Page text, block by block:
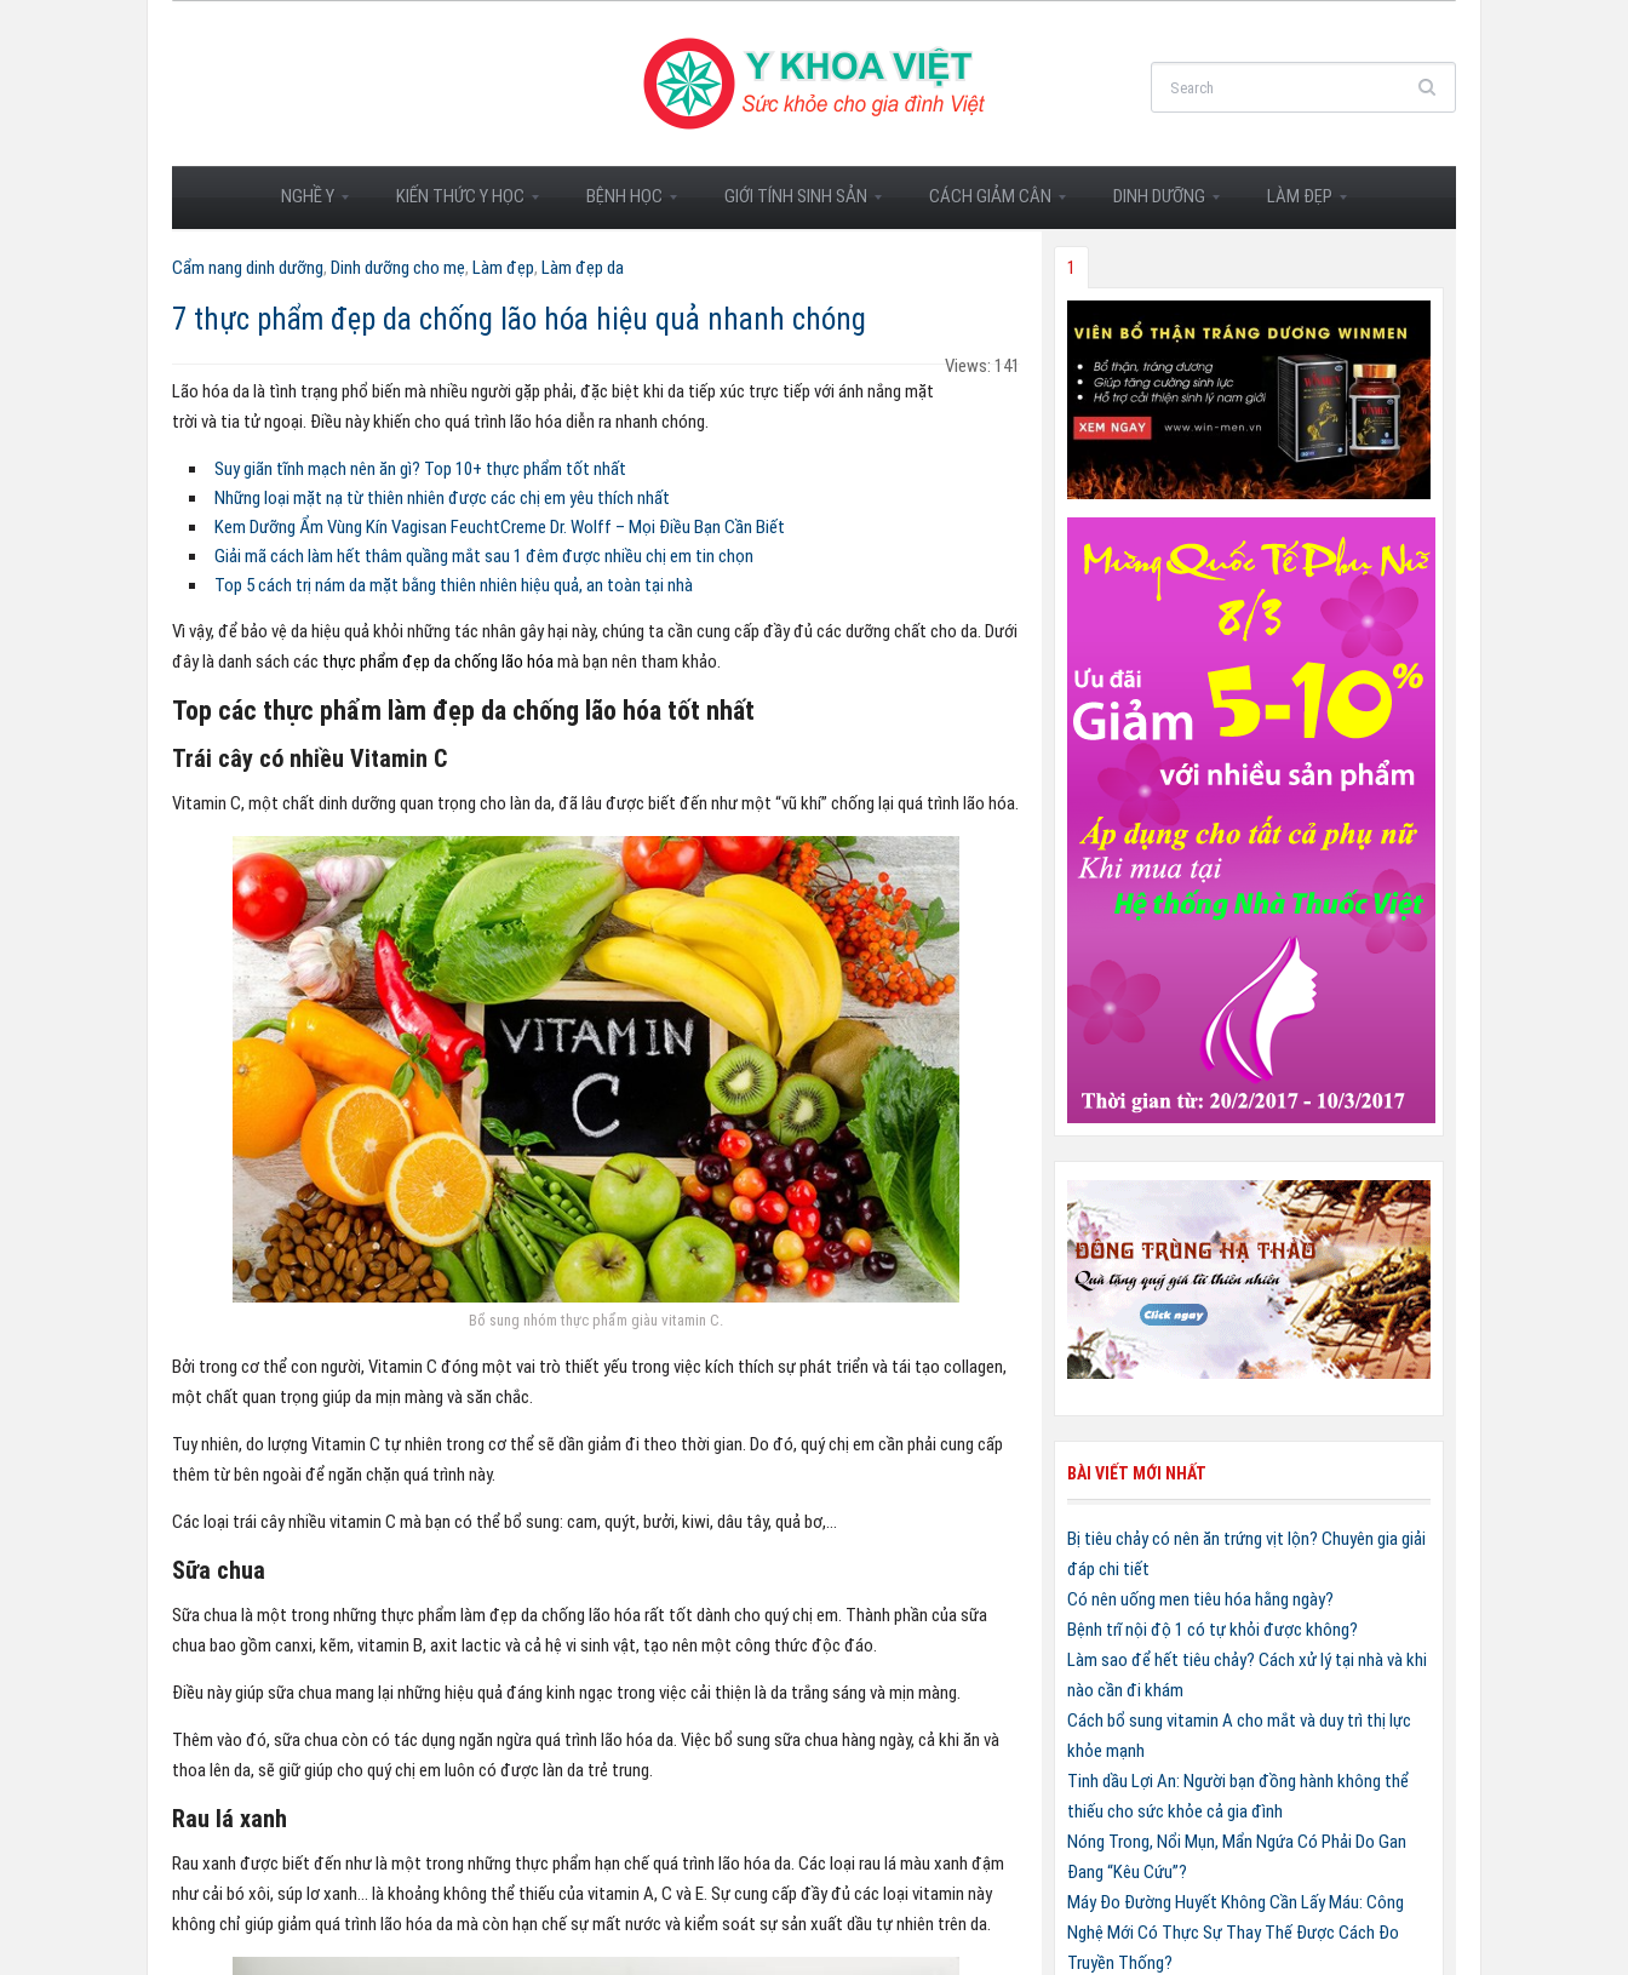
NGHỀ Y KIẾN THỨC Y HỌC BỆNH HỌC GIỚI TÍNH SINH SẢN CÁCH GIẢM CÂN DINH DƯỠNG LÀM ĐẸP
Cẩm nang dinh dưỡng, Dinh dưỡng cho mẹ, Làm đẹp, Làm đẹp da
7 thực phẩm đẹp da chống lão hóa hiệu quả nhanh chóng
Views: 141
Lão hóa da là tình trạng phổ biến mà nhiều người gặp phải, đặc biệt khi da tiếp xúc trực tiếp với ánh nắng mặt
trời và tia tử ngoại. Điều này khiến cho quá trình lão hóa diễn ra nhanh chóng.
Suy giãn tĩnh mạch nên ăn gì? Top 10+ thực phẩm tốt nhất
Những loại mặt nạ từ thiên nhiên được các chị em yêu thích nhất
Kem Dưỡng Ẩm Vùng Kín Vagisan FeuchtCreme Dr. Wolff – Mọi Điều Bạn Cần Biết
Giải mã cách làm hết thâm quầng mắt sau 1 đêm được nhiều chị em tin chọn
Top 5 cách trị nám da mặt bằng thiên nhiên hiệu quả, an toàn tại nhà
Vì vậy, để bảo vệ da hiệu quả khỏi những tác nhân gây hại này, chúng ta cần cung cấp đầy đủ các dưỡng chất cho da. Dưới
đây là danh sách các thực phẩm đẹp da chống lão hóamà bạn nên tham khảo.
Top các thực phẩm làm đẹp da chống lão hóa tốt nhất
Trái cây có nhiều Vitamin C
Vitamin C, một chất dinh dưỡng quan trọng cho làn da, đã lâu được biết đến như một “vũ khí” chống lại quá trình lão hóa.
Bổ sung nhóm thực phẩm giàu vitamin C.
Bởi trong cơ thể con người, Vitamin C đóng một vai trò thiết yếu trong việc kích thích sự phát triển và tái tạo collagen,
một chất quan trọng giúp da mịn màng và săn chắc.
Tuy nhiên, do lượng Vitamin C tự nhiên trong cơ thể sẽ dần giảm đi theo thời gian. Do đó, quý chị em cần phải cung cấp
thêm từ bên ngoài để ngăn chặn quá trình này.
Các loại trái cây nhiều vitamin C mà bạn có thể bổ sung: cam, quýt, bưởi, kiwi, dâu tây, quả bơ,…
Sữa chua
Sữa chua là một trong những thực phẩm làm đẹp da chống lão hóa rất tốt dành cho quý chị em. Thành phần của sữa
chua bao gồm canxi, kẽm, vitamin B, axit lactic và cả hệ vi sinh vật, tạo nên một công thức độc đáo.
Điều này giúp sữa chua mang lại những hiệu quả đáng kinh ngạc trong việc cải thiện là da trắng sáng và mịn màng.
Thêm vào đó, sữa chua còn có tác dụng ngăn ngừa quá trình lão hóa da. Việc bổ sung sữa chua hàng ngày, cả khi ăn và
thoa lên da, sẽ giữ giúp cho quý chị em luôn có được làn da trẻ trung.
Rau lá xanh
Rau xanh được biết đến như là một trong những thực phẩm hạn chế quá trình lão hóa da. Các loại rau lá màu xanh đậm
như cải bó xôi, súp lơ xanh… là khoảng không thể thiếu của vitamin A, C và E. Sự cung cấp đầy đủ các loại vitamin này
không chỉ giúp giảm quá trình lão hóa da mà còn hạn chế sự mất nước và kiểm soát sự sản xuất dầu tự nhiên trên da.
1
BÀI VIẾT MỚI NHẤT
Bị tiêu chảy có nên ăn trứng vịt lộn? Chuyên gia giải
đáp chi tiết
Có nên uống men tiêu hóa hằng ngày?
Bệnh trĩ nội độ 1 có tự khỏi được không?
Làm sao để hết tiêu chảy? Cách xử lý tại nhà và khi
nào cần đi khám
Cách bổ sung vitamin A cho mắt và duy trì thị lực
khỏe mạnh
Tinh dầu Lợi An: Người bạn đồng hành không thể
thiếu cho sức khỏe cả gia đình
Nóng Trong, Nổi Mụn, Mẩn Ngứa Có Phải Do Gan
Đang “Kêu Cứu”?
Máy Đo Đường Huyết Không Cần Lấy Máu: Công
Nghệ Mới Có Thực Sự Thay Thế Được Cách Đo
Truyền Thống?